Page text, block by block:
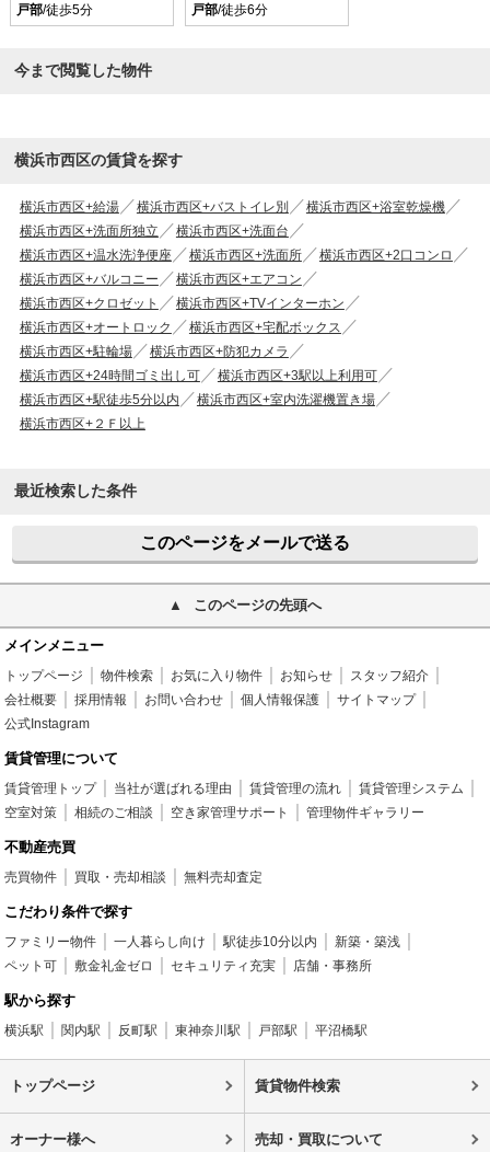
戸部/徒歩5分
戸部/徒歩6分
今まで閲覧した物件
横浜市西区の賃貸を探す
横浜市西区+給湯 横浜市西区+バストイレ別
横浜市西区+浴室乾燥機
横浜市西区+洗面所独立
横浜市西区+洗面台
横浜市西区+温水洗浄便座
横浜市西区+洗面所
横浜市西区+2口コンロ
横浜市西区+バルコニー
横浜市西区+エアコン
横浜市西区+クロゼット
横浜市西区+TVインターホン
横浜市西区+オートロック
横浜市西区+宅配ボックス
横浜市西区+駐輪場
横浜市西区+防犯カメラ
横浜市西区+24時間ゴミ出し可
横浜市西区+3駅以上利用可
横浜市西区+駅徒歩5分以内
横浜市西区+室内洗濯機置き場
横浜市西区+２Ｆ以上
最近検索した条件
このページをメールで送る
このページの先頭へ
メインメニュー
トップページ 物件検索 お気に入り物件 お知らせ
スタッフ紹介
会社概要
採用情報 お問い合わせ 個人情報保護
サイトマップ
公式Instagram
賃貸管理について
賃貸管理トップ 当社が選ばれる理由 賃貸管理の流れ
賃貸管理システム
空室対策
相続のご相談 空き家管理サポート 管理物件ギャラリー
不動産売買
売買物件 買取・売却相談 無料売却査定
こだわり条件で探す
ファミリー物件 一人暮らし向け 駅徒歩10分以内
新築・築浅
ペット可
敷金礼金ゼロ セキュリティ充実 店舗・事務所
駅から探す
横浜駅 関内駅 反町駅 東神奈川駅 戸部駅 平沼橋駅
トップページ 賃貸物件検索
オーナー様へ 売却・買取について